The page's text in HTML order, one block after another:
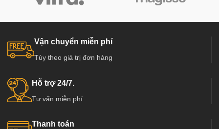
Vận chuyển miễn phí
Tùy theo giá trị đơn hàng
Hỗ trợ 24/7.
Tư vấn miễn phí
Thanh toán